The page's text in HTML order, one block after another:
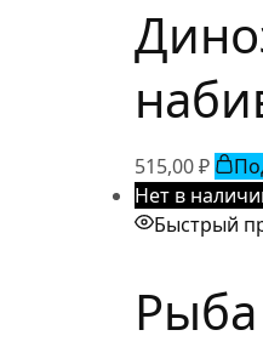
515,00₽
Нет в
Быстрый